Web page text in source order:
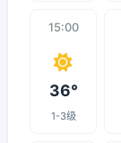
15:00
36°
1-3级